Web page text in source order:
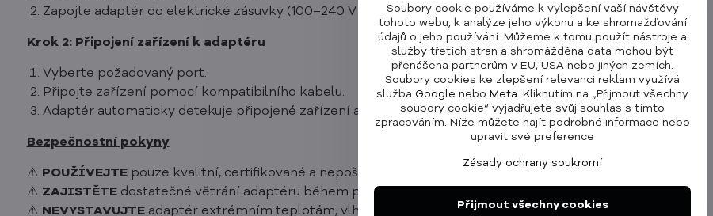
Zapojte adaptér do elektrické zásuvky (100–240 V AC).
Krok 2: Připojení zařízení k adaptéru
Vyberte požadovaný port.
Připojte zařízení pomocí kompatibilního kabelu.
Adaptér automaticky detekuje připojené zařízení a přizpůsobí výstupní výkon.
Bezpečnostní pokyny
⚠️ POUŽÍVEJTEpouze kvalitní, certifikované a nepoškozené kabely.
⚠️ ZAJISTĚTEdostatečné větrání adaptéru během provozu.
⚠️ NEVYSTAVUJTEadaptér extrémním teplotám, vlhkosti nebo přímému slunečnímu záření.
Soubory cookie používáme k vylepšení vaší návštěvy
tohoto webu, k analýze jeho výkonu a ke shromažďování
údajů o jeho používání. Můžeme k tomu použít nástroje a
služby třetích stran a shromážděná data mohou být
přenášena partnerům v EU, USA nebo jiných zemích.
Soubory cookies ke zlepšení relevanci reklam využívá
služba Google nebo Meta . Kliknutím na „Přijmout všechny
soubory cookie“ vyjadřujete svůj souhlas s tímto
zpracováním. Níže můžete najít podrobné informace nebo
upravit své preference
Zásady ochrany soukromí
Přijmout všechny cookies